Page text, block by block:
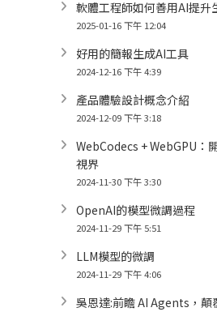
軟體工程師如何善用AI提升
2025-01-16 下午 12:04
好用的簡報生成AI工具
2024-12-16 下午 4:39
產品體驗設計概念介紹
2024-12-09 下午 3:18
WebCodecs + WebGPU：
視界
2024-11-30 下午 3:30
OpenAI的模型微調過程
2024-11-29 下午 5:51
LLM模型的微調
2024-11-29 下午 4:06
吳恩達:前瞻 AI Agents，顛